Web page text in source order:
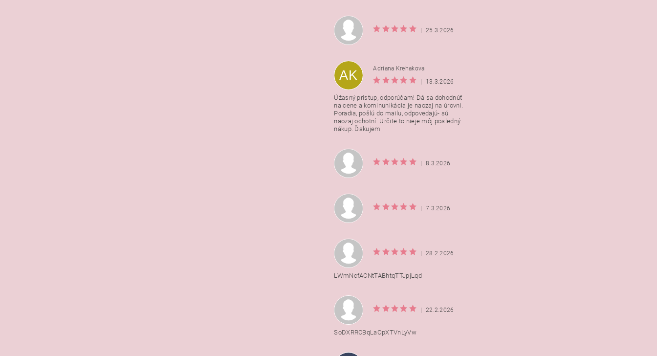
25.3.2026
AK
Adriana Krehakova
13.3.2026
Úžasný prístup, odporúčam! Dá sa dohodnúť
na cene a kominunikácia je naozaj na úrovni.
Poradia, pošlú do mailu, odpovedajú- sú
naozaj ochotní. Určite to nieje môj posledný
nákup. Ďakujem
8.3.2026
7.3.2026
28.2.2026
LWmNcfACNtTABhtqTTJpjLqd
22.2.2026
SoDXRRCBqLaOpXTVnLyVw